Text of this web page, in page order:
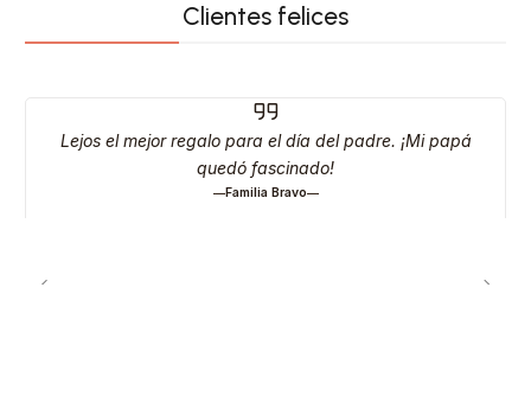
Clientes felices
Lejos el mejor regalo para el día del padre. ¡Mi papá
quedó fascinado!
Familia Bravo